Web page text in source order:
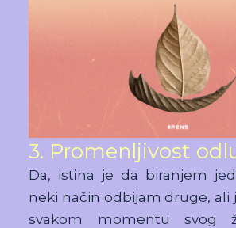
3. Promenljivost
Da, istina je da biranjem
neki način odbijam druge, ali
svakom momentu svog